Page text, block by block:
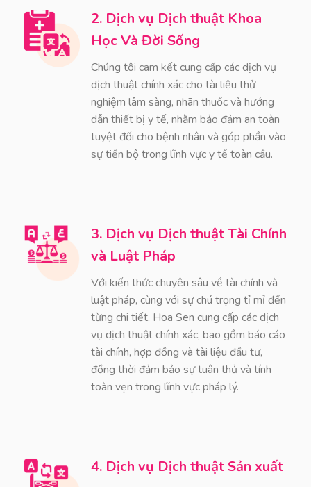
2. Dịch vụ Dịch thuật Khoa
Học Và Đời Sống
Chúng tôi cam kết cung cấp các dịch vụ
dịch thuật chính xác cho tài liệu thử
nghiệm lâm sàng, nhãn thuốc và hướng
dẫn thiết bị y tế, nhằm bảo đảm an toàn
tuyệt đối cho bệnh nhân và góp phần vào
sự tiến bộ trong lĩnh vực y tế toàn cầu.
3. Dịch vụ Dịch thuật Tài Chính
và Luật Pháp
Với kiến thức chuyên sâu về tài chính và
luật pháp, cùng với sự chú trọng tỉ mỉ đến
từng chi tiết, Hoa Sen cung cấp các dịch
vụ dịch thuật chính xác, bao gồm báo cáo
tài chính, hợp đồng và tài liệu đầu tư,
đồng thời đảm bảo sự tuân thủ và tính
toàn vẹn trong lĩnh vực pháp lý.
4. Dịch vụ Dịch thuật Sản xuất